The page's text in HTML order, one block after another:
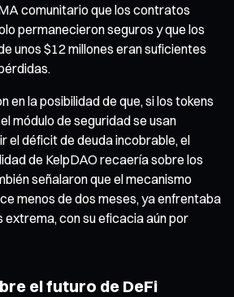
comunitario que los contratos
permanecieron seguros y que los
unos $12 millones eran suficientes
en la posibilidad de que, si los tokens
módulo de seguridad se usan
el déficit de deuda incobrable, el
de KelpDAO recaería sobre los
señalaron que el mecanismo
menos de dos meses, ya enfrentaba
extrema, con su eficacia aún por
el futuro de DeFi